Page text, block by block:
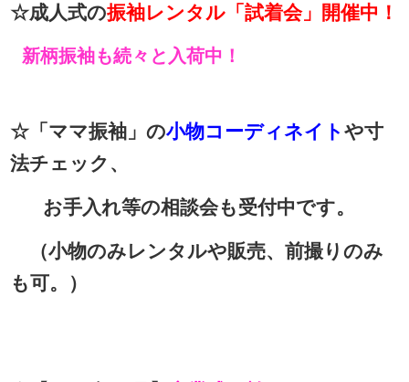
☆成人式の振袖レンタル「試着会」開催中！
新柄振袖も続々と入荷中！
☆「ママ振袖」の小物コーディネイトや寸
法チェック、
お手入れ等の相談会も受付中です。
（小物のみレンタルや販売、前撮りのみ
も可。）